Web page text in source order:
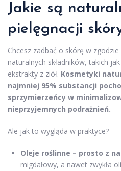
Jakie są
pielęgnacji
Chcesz zadbać o skórę w
naturalnych składników, takich
ekstrakty z ziół. Kosmetyki
najmniej 95% substancji
sprzymierzeńcy w
nieprzyjemnych podrażnień.
Ale jak to wygląda w praktyce?
Oleje roślinne – prosto z
migdałowy, a nawet zwykła